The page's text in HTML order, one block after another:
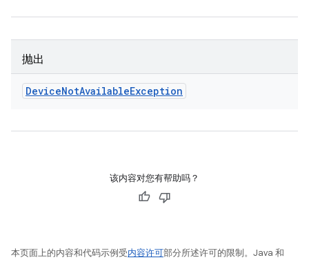
抛出
DeviceNotAvailableException
该内容对您有帮助吗？
本页面上的内容和代码示例受内容许可部分所述许可的限制。Java 和